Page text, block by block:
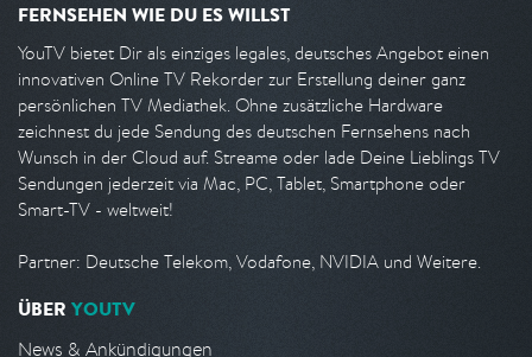
FERNSEHEN WIE DU ES WILLST
YouTV bietet Dir als einziges legales, deutsches Angebot einen
innovativen Online TV Rekorder zur Erstellung deiner ganz
persönlichen TV Mediathek. Ohne zusätzliche Hardware
zeichnest du jede Sendung des deutschen Fernsehens nach
Wunsch in der Cloud auf. Streame oder lade Deine Lieblings TV
Sendungen jederzeit via Mac, PC, Tablet, Smartphone oder
Smart-TV - weltweit!
Partner: Deutsche Telekom, Vodafone, NVIDIA und Weitere.
ÜBER YOUTV
News & Ankündigungen